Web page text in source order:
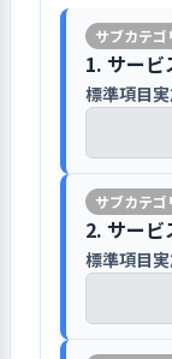
性や決
は、職
え、役
プを発
各種会
を踏ま
います
会議
議、各
ら、今
明確に
年度で
者意
標、目
園独自
事業計
には計
収支計
の執
子ども
では、
の対応
理解
ラスの
や設備
を定期
識向上
ながら
虐待
でいま
ヒヤリ
り組み
画（
の対応
平常時
後の
す。ま
成は、
要に応
の人員
有する
況、
職員の
ーズを
る（その１）
【前
動（評
〇課題
災害時
動でき
いくが
ず、実
「訓
1. サービ
標準項目
【講評】
入園希
やパ
す
2. サー
標準項目